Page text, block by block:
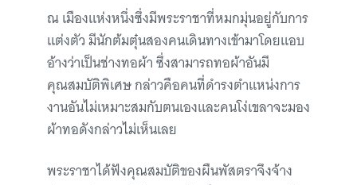
ณ เมืองแห่งหนึ่งซึ่งมีพระราชาที่หมกมุ่นอยู่กับการ
แต่งตัว มีนักต้มตุ๋นสองคนเดินทางเข้ามาโดยแอบ
อ้างว่าเป็นช่างทอผ้า ซึ่งสามารถทอผ้าอันมี
คุณสมบัติพิเศษ กล่าวคือคนที่ดำรงตำแหน่งการ
งานอันไม่เหมาะสมกับตนเองและคนโง่เขลาจะมอง
ผ้าทอดังกล่าวไม่เห็นเลย
พระราชาได้ฟังคุณสมบัติของผืนพัสตราจึงจ้าง